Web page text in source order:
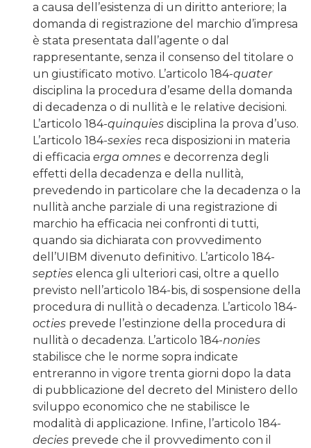
a causa dell’esistenza di un diritto anteriore; la
domanda di registrazione del marchio d’impresa
è stata presentata dall’agente o dal
rappresentante, senza il consenso del titolare o
un giustificato motivo. L’articolo 184-quater
disciplina la procedura d’esame della domanda
di decadenza o di nullità e le relative decisioni.
L’articolo 184-quinquies disciplina la prova d’uso.
L’articolo 184-sexies reca disposizioni in materia
di efficacia erga omnes e decorrenza degli
effetti della decadenza e della nullità,
prevedendo in particolare che la decadenza o la
nullità anche parziale di una registrazione di
marchio ha efficacia nei confronti di tutti,
quando sia dichiarata con provvedimento
dell’UIBM divenuto definitivo. L’articolo 184-
septies elenca gli ulteriori casi, oltre a quello
previsto nell’articolo 184-bis, di sospensione della
procedura di nullità o decadenza. L’articolo 184-
octies prevede l’estinzione della procedura di
nullità o decadenza. L’articolo 184-nonies
stabilisce che le norme sopra indicate
entreranno in vigore trenta giorni dopo la data
di pubblicazione del decreto del Ministero dello
sviluppo economico che ne stabilisce le
modalità di applicazione. Infine, l’articolo 184-
decies prevede che il provvedimento con il